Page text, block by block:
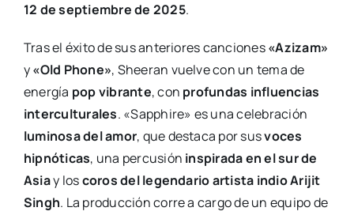
12 de septiembre de 2025.
Tras el éxito de sus anteriores canciones«Azizam»
y«Old Phone», Sheeran vuelve con un tema de
energía pop vibrante, con profundas influencias
interculturales. «Sapphire» es una celebración
luminosa del amor, que destaca por susvoces
hipnóticas, una percusión inspirada en el sur de
Asiay loscoros del legendario artista indio Arijit
Singh. La producción corre a cargo de un equipo de